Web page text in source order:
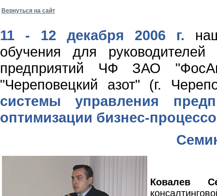
Вернуться на сайт
11 - 12 декабря 2006 г.
обучения для
предприятий ЧФ ЗАО
"Череповецкий азот" (г.
системы управления
оптимизации бизнес-
Ковалев